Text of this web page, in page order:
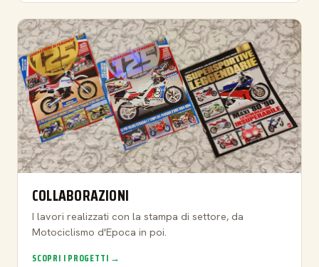
COLLABORAZIONI
I lavori realizzati con la stampa di settore, da
Motociclismo d'Epoca in poi.
SCOPRI I PROGETTI →